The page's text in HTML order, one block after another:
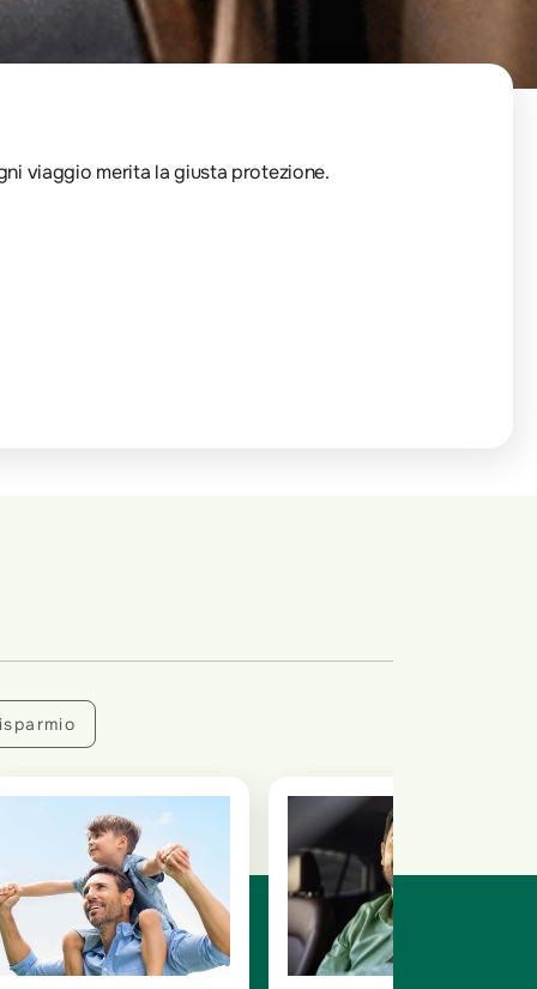
viaggio merita la giusta protezione.